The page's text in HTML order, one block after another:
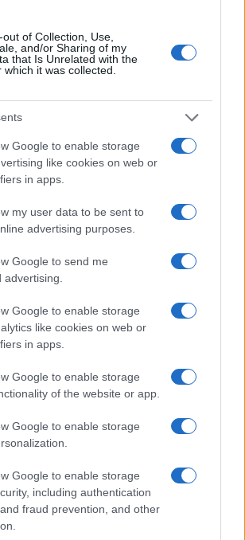
of Collection, Use,
and/or Sharing of my
that Is Unrelated with the
it was collected.
Google to enable storage
like cookies on web or
in apps.
my user data to be sent to
advertising purposes.
Google to send me
Google to enable storage
like cookies on web or
in apps.
Google to enable storage
of the website or app.
Google to enable storage
Google to enable storage
including authentication
fraud prevention, and other
Girls) című mozi kiötlője,
Paul
Birdcímmel forgatott az amerikai álomról
A
David Hornsby
-vel készült moziban
oda röpködhet. A közös munka először
emberrabláshoz, végül gyilkossághoz
Neil Abramson
rendező: Anthony (Chusy) Haney-Jardine
Hammer
Gregg
Courtney Hunt